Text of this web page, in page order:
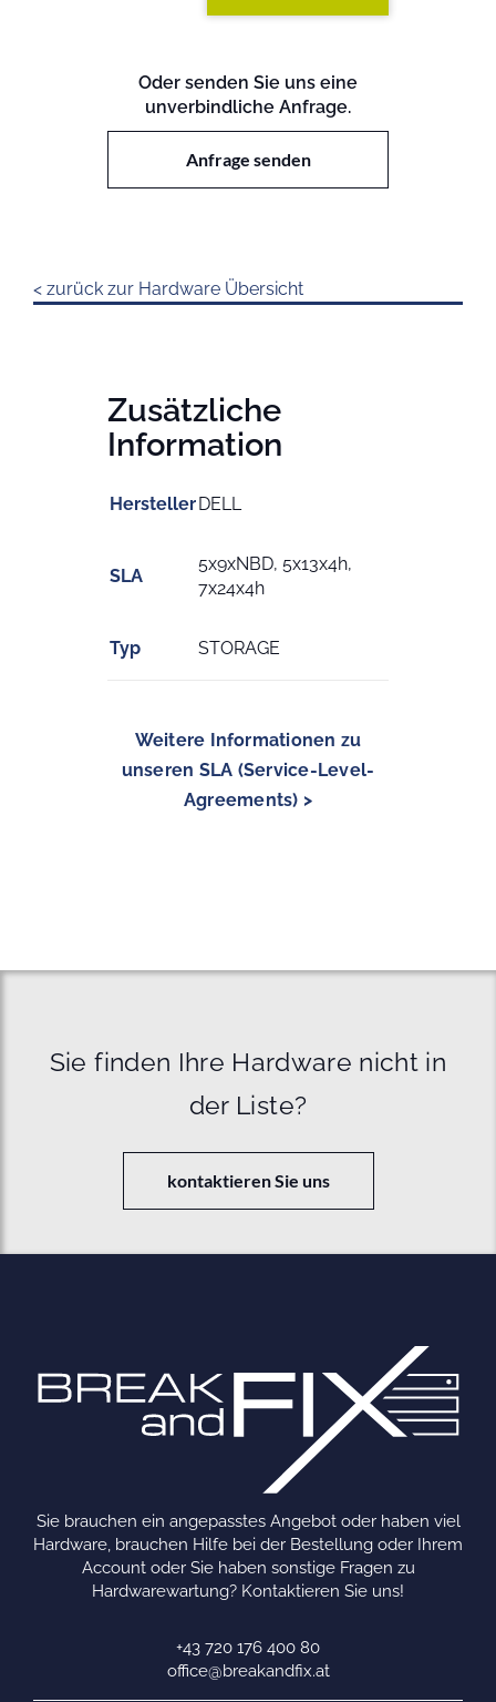
Menge
Oder senden Sie uns eine
unverbindliche Anfrage.
Anfrage senden
< zurück zur Hardware Übersicht
Zusätzliche
Information
HerstellerDELL
SLA
5x9xNBD, 5x13x4h,
7x24x4h
Typ STORAGE
Weitere Informationen zu
unseren SLA (Service-Level-
Agreements) >
Sie finden Ihre Hardware nicht in
der Liste?
kontaktieren Sie uns
Sie brauchen ein angepasstes Angebot oder haben viel
Hardware, brauchen Hilfe bei der Bestellung oder Ihrem
Account oder Sie haben sonstige Fragen zu
Hardwarewartung? Kontaktieren Sie uns!
+43 720 176 400 80
office@breakandfix.at